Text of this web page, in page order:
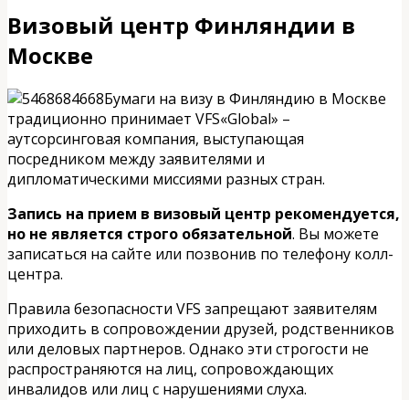
Визовый центр Финляндии в
Москве
Бумаги на визу в Финляндию в Москве
традиционно принимает VFS«Global» –
аутсорсинговая компания, выступающая
посредником между заявителями и
дипломатическими миссиями разных стран.
Запись на прием в визовый центр рекомендуется,
но не является строго обязательной. Вы можете
записаться на сайте или позвонив по телефону колл-
центра.
Правила безопасности VFS запрещают заявителям
приходить в сопровождении друзей, родственников
или деловых партнеров. Однако эти строгости не
распространяются на лиц, сопровождающих
инвалидов или лиц с нарушениями слуха.